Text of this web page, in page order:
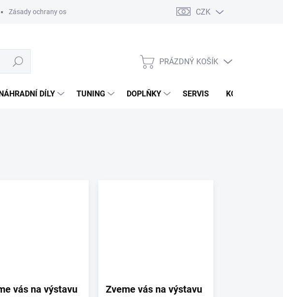
Zásady ochrany osobních údajů Zpětný odběr vysloužilých elektrozařízení
CZK
Hledat
NÁKUPNÍ
PRÁZDNÝ KOŠÍK
DÍLY TUNING DOPLŇKY SERVIS KONTAKTY
vás na výstavu
Zveme vás na výstavu